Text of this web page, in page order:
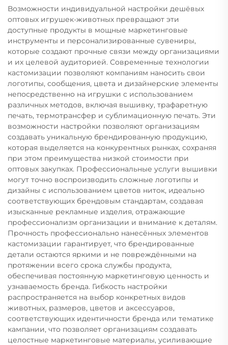
Возможности индивидуальной настройки дешёвых
оптовых игрушек-животных превращают эти
доступные продукты в мощные маркетинговые
инструменты и персонализированные сувениры,
которые создают прочные связи между организациями
и их целевой аудиторией. Современные технологии
кастомизации позволяют компаниям наносить свои
логотипы, сообщения, цвета и дизайнерские элементы
непосредственно на игрушки с использованием
различных методов, включая вышивку, трафаретную
печать, термотрансфер и сублимационную печать. Эти
возможности настройки позволяют организациям
создавать уникальную брендированную продукцию,
которая выделяется на конкурентных рынках, сохраняя
при этом преимущества низкой стоимости при
оптовых закупках. Профессиональные услуги вышивки
могут точно воспроизводить сложные логотипы и
дизайны с использованием цветов ниток, идеально
соответствующих брендовым стандартам, создавая
изысканные рекламные изделия, отражающие
профессионализм организации и внимание к деталям.
Прочность профессионально нанесённых элементов
кастомизации гарантирует, что брендированные
детали остаются яркими и не повреждёнными на
протяжении всего срока службы продукта,
обеспечивая постоянную маркетинговую ценность и
узнаваемость бренда. Гибкость настройки
распространяется на выбор конкретных видов
животных, размеров, цветов и аксессуаров,
соответствующих идентичности бренда или тематике
кампании, что позволяет организациям создавать
целостные маркетинговые материалы, усиливающие